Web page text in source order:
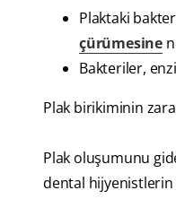
Plaktaki
çürümesine
Bakteriler,
Plak birikiminin
Plak oluşumunu
dental hijyenistlerin